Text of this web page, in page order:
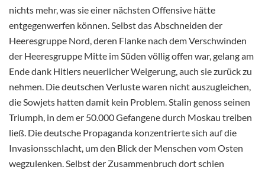
nichts mehr, was sie einer nächsten Offensive hätte
entgegenwerfen können. Selbst das Abschneiden der
Heeresgruppe Nord, deren Flanke nach dem Verschwinden
der Heeresgruppe Mitte im Süden völlig offen war, gelang am
Ende dank Hitlers neuerlicher Weigerung, auch sie zurück zu
nehmen. Die deutschen Verluste waren nicht auszugleichen,
die Sowjets hatten damit kein Problem. Stalin genoss seinen
Triumph, in dem er 50.000 Gefangene durch Moskau treiben
ließ. Die deutsche Propaganda konzentrierte sich auf die
Invasionsschlacht, um den Blick der Menschen vom Osten
wegzulenken. Selbst der Zusammenbruch dort schien